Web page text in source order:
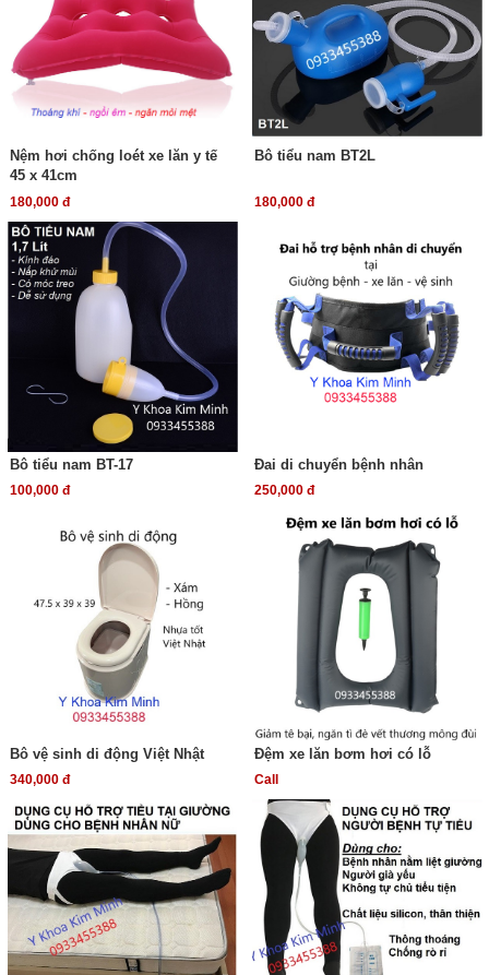
Nệm hơi chống loét xe lăn y tế
45 x 41cm
180,000 đ
Bô tiểu nam BT2L
180,000 đ
Bô tiểu nam BT-17
100,000 đ
Đai di chuyển bệnh nhân
250,000 đ
Bô vệ sinh di động Việt Nhật
340,000 đ
Đệm xe lăn bơm hơi có lỗ
Call